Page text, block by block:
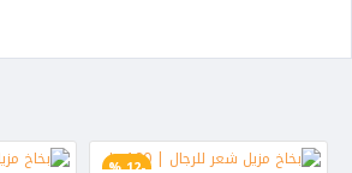
-12 %